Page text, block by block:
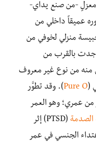
معزلٍ -من صنع يداي-
عميقاً داخلي من
منزلي لخوفي من
بالقرب من
منه من نوع غير معروف
(
Pure O). وقد تطوَّر
من عمري؛ وهو العمر
الصدمة
(PTSD) إثر
الجنسي في عمر